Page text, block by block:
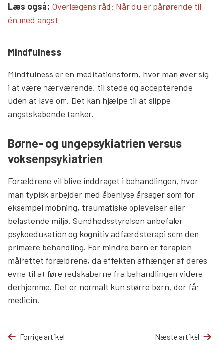
Læs mere links
Læs også: Overlægens råd: Når du er pårørende til
én med angst
Mindfulness
Mindfulness er en meditationsform, hvor man øver sig
i at være nærværende, til stede og accepterende
uden at lave om. Det kan hjælpe til at slippe
angstskabende tanker.
Børne- og ungepsykiatrien versus
voksenpsykiatrien
Forældrene vil blive inddraget i behandlingen, hvor
man typisk arbejder med åbenlyse årsager som for
eksempel mobning, traumatiske oplevelser eller
belastende miljø. Sundhedsstyrelsen anbefaler
psykoedukation og kognitiv adfærdsterapi som den
primære behandling. For mindre børn er terapien
målrettet forældrene, da effekten afhænger af deres
evne til at føre redskaberne fra behandlingen videre
derhjemme. Det er normalt kun større børn, der får
medicin.
Forrige artikel Næste artikel